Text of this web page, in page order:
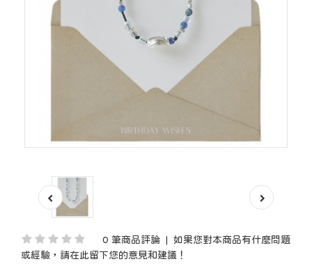
0 筆商品評論
如果您對本商品有什麼問題
或經驗，請在此留下您的意見和建議！